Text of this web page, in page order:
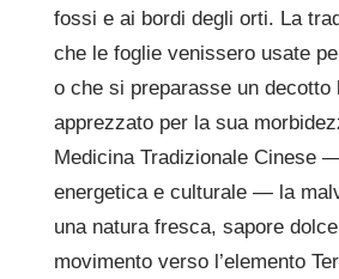
fossi e ai bordi degli orti. La
che le foglie venissero usate
o che si preparasse un decotto
apprezzato per la sua
Medicina Tradizionale Cinese
energetica e culturale — la
una natura fresca, sapore
movimento verso l’elemento